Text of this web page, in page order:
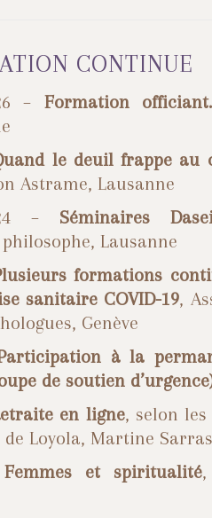
CONTINUE
– Formation
le deuil frappe au
Astrame, Lausanne
– Séminaires
Lausanne
formations
sanitaire COVID-19,
Genève
à la
de soutien
en ligne, selon
de Loyola, Martine
Femmes et spiritualité